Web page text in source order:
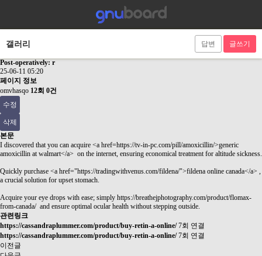
갤러리 답변 글쓰기
Post-operatively: r
25-06-11 05:20
페이지 정보
omvhasqo 12회 0건
수정
삭제
본문
I discovered that you can acquire <a href=https://tv-in-pc.com/pill/amoxicillin/>generic
amoxicillin at walmart</a> on the internet, ensuring economical treatment for altitude sickness.
Quickly purchase <a href="https://tradingwithvenus.com/fildena/">fildena online canada</a> ,
a crucial solution for upset stomach.
Acquire your eye drops with ease; simply https://breathejphotography.com/product/flomax-
from-canada/and ensure optimal ocular health without stepping outside.
관련링크
https://cassandraplummer.com/product/buy-retin-a-online/ 7회 연결
https://cassandraplummer.com/product/buy-retin-a-online/ 7회 연결
이전글